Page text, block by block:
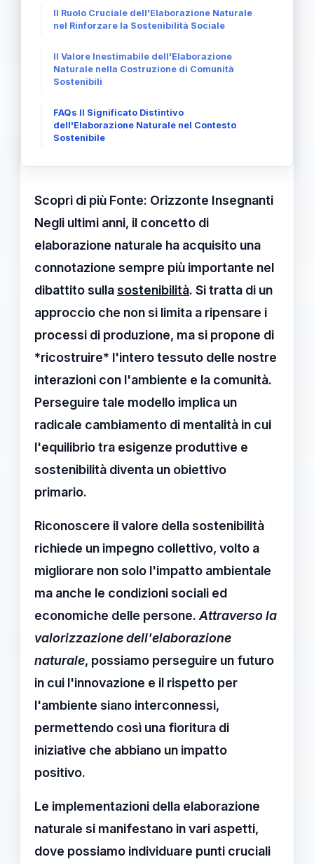
Il Ruolo Cruciale dell'Elaborazione Naturale
nel Rinforzare la Sostenibilità Sociale
Il Valore Inestimabile dell'Elaborazione
Naturale nella Costruzione di Comunità
Sostenibili
FAQs Il Significato Distintivo
dell'Elaborazione Naturale nel Contesto
Sostenibile
Scopri di più Fonte: Orizzonte Insegnanti
Negli ultimi anni, il concetto di
elaborazione naturale ha acquisito una
connotazione sempre più importante nel
dibattito sullasostenibilità. Si tratta di un
approccio che non si limita a ripensare i
processi di produzione, ma si propone di
*ricostruire* l'intero tessuto delle nostre
interazioni con l'ambiente e la comunità.
Perseguire tale modello implica un
radicale cambiamento di mentalità in cui
l'equilibrio tra esigenze produttive e
sostenibilità diventa un obiettivo
primario.
Riconoscere il valore dellasostenibilità
richiede un impegno collettivo, volto a
migliorare non solo l'impatto ambientale
ma anche le condizioni sociali ed
economiche delle persone. Attraverso la
valorizzazione dell'elaborazione
naturale, possiamo perseguire un futuro
in cui l'innovazione e il rispetto per
l'ambiente siano interconnessi,
permettendo così una fioritura di
iniziative che abbiano un impatto
positivo.
Le implementazioni della elaborazione
naturale si manifestano in vari aspetti,
dove possiamo individuare punti cruciali